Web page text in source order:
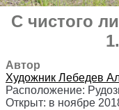
С чистого
Автор
Художник Лебедев
Расположение:
Открыт: в ноябре